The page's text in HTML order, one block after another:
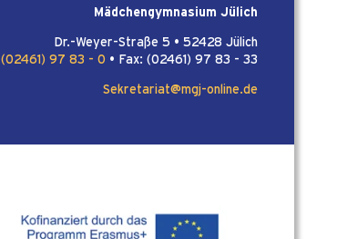
Mädchengymnasium Jülich
Dr.-Weyer-Straße 5 • 52428 Jülich
(02461) 97 83 - 0 • Fax: (02461) 97 83 - 33
Sekretariat@mgj-online.de